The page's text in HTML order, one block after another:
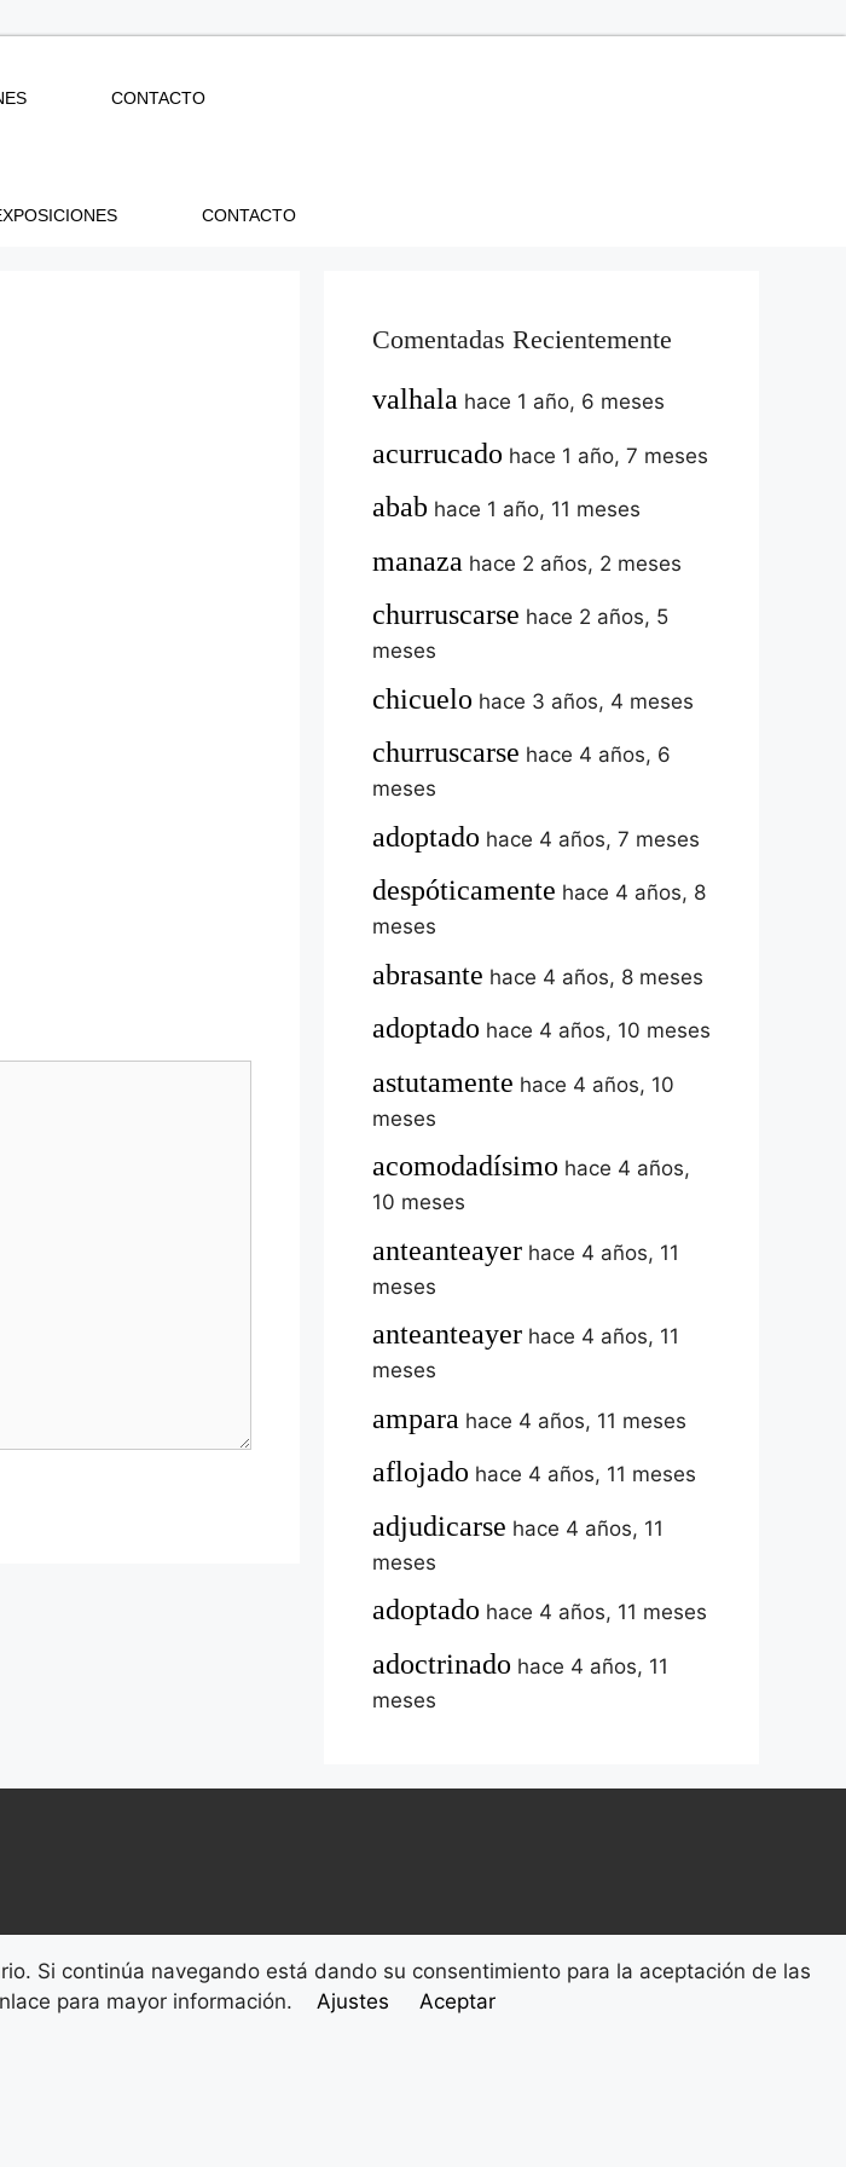
CONTACTO
CONTACTO
Comentadas Recientemente
valhala hace 1 año, 6 meses
acurrucado hace 1 año, 7 meses
abab hace 1 año, 11 meses
manaza hace 2 años, 2 meses
churruscarse hace 2 años, 5
meses
chicuelo hace 3 años, 4 meses
churruscarse hace 4 años, 6
meses
adoptado hace 4 años, 7 meses
despóticamente hace 4 años, 8
meses
abrasante hace 4 años, 8 meses
adoptado hace 4 años, 10 meses
astutamente hace 4 años, 10
meses
acomodadísimo hace 4 años,
10 meses
anteanteayer hace 4 años, 11
meses
anteanteayer hace 4 años, 11
meses
ampara hace 4 años, 11 meses
aflojado hace 4 años, 11 meses
adjudicarse hace 4 años, 11
meses
adoptado hace 4 años, 11 meses
adoctrinado hace 4 años, 11
meses
Si continúa navegando está dando su consentimiento para la aceptación de las
para mayor información. Ajustes
Aceptar